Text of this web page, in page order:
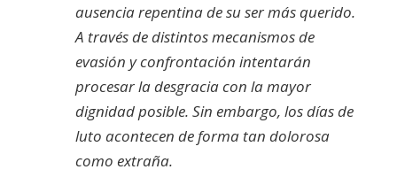
ausencia repentina de su ser más querido.
A través de distintos mecanismos de
evasión y confrontación intentarán
procesar la desgracia con la mayor
dignidad posible. Sin embargo, los días de
luto acontecen de forma tan dolorosa
como extraña.